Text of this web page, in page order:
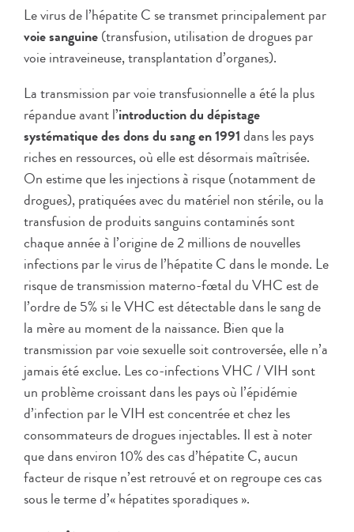
Le virus de l’hépatite C se transmet principalement par
voie sanguine(transfusion, utilisation de drogues par
voie intraveineuse, transplantation d’organes).
La transmission par voie transfusionnelle a été la plus
répandue avant l’introduction du dépistage
systématique des dons du sang en 1991dans les pays
riches en ressources, où elle est désormais maîtrisée.
On estime que les injections à risque (notamment de
drogues), pratiquées avec du matériel non stérile, ou la
transfusion de produits sanguins contaminés sont
chaque année à l’origine de 2 millions de nouvelles
infections par le virus de l’hépatite C dans le monde. Le
risque de transmission materno-fœtal du VHC est de
l’ordre de 5% si le VHC est détectable dans le sang de
la mère au moment de la naissance. Bien que la
transmission par voie sexuelle soit controversée, elle n’a
jamais été exclue. Les co-infections VHC / VIH sont
un problème croissant dans les pays où l’épidémie
d’infection par le VIH est concentrée et chez les
consommateurs de drogues injectables. Il est à noter
que dans environ 10% des cas d’hépatite C, aucun
facteur de risque n’est retrouvé et on regroupe ces cas
sous le terme d’« hépatites sporadiques ».